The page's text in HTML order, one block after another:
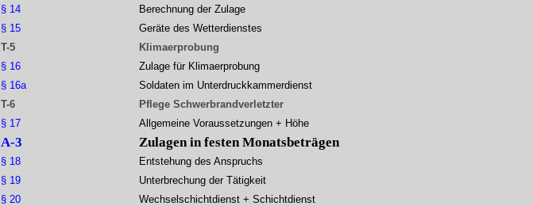
§ 14
§ 15
T-5
§ 16
§ 16a
T-6
§ 17
A-3
§ 18
§ 19
§ 20
Berechnung der Zulage
Geräte des Wetterdienstes
Klimaerprobung
Zulage für Klimaerprobung
Soldaten im Unterdruckkammerdienst
Pflege Schwerbrandverletzter
Allgemeine Voraussetzungen + Höhe
Zulagen in festen Monatsbeträgen
Entstehung des Anspruchs
Unterbrechung der Tätigkeit
Wechselschichtdienst + Schichtdienst